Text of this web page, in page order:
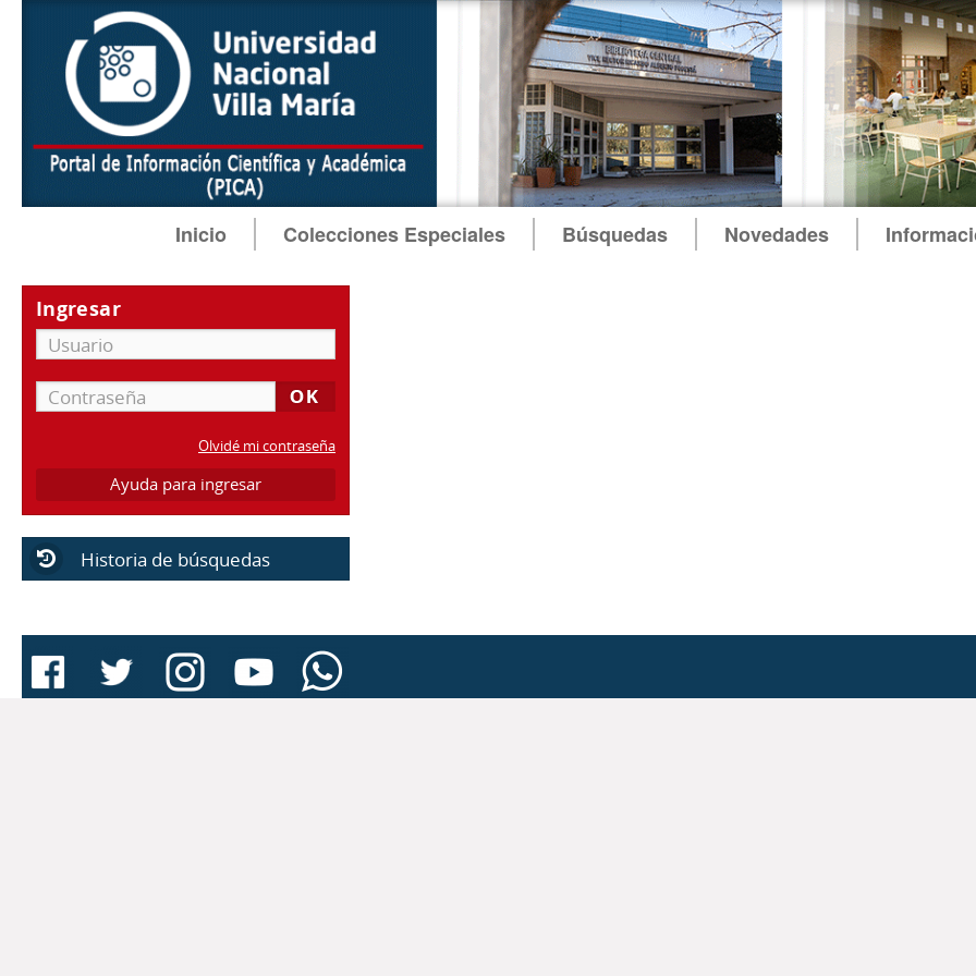
Inicio Colecciones Especiales Búsquedas Novedades
Ingresar
Olvidé mi contraseña
Ayuda para ingresar
Historia de búsquedas